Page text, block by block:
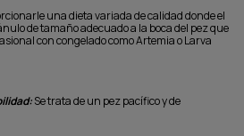
una dieta variada de calidad donde el
de tamaño adecuado a la boca del pez que
con congelado como Artemia o Larva
Se trata de un pez pacífico y de